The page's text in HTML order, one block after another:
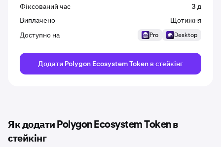
Фіксований час
3 д
Виплачено
Щотижня
Доступно на
Pro Desktop
Додати Polygon Ecosystem Token в стейкінг
Як додати Polygon Ecosystem Token в
стейкінг